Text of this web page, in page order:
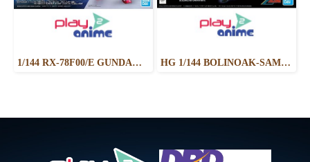
1/144 RX-78F00/E GUNDAM （EX-001 G.L.R.S.S. Feather UNIT） HG 1/144 BOLINOAK-SAMMAHN